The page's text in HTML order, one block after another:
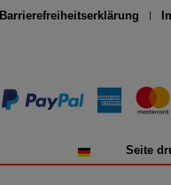
Barrierefreiheitserklärung
Seite